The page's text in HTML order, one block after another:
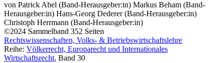
von Patrick Abel (Band-Herausgeber:in) Markus Beham (Band-
Herausgeber:in) Hans-Georg Dederer (Band-Herausgeber:in)
Christoph Herrmann (Band-Herausgeber:in)
©2024 Sammelband 352 Seiten
Rechtswissenschaften, Volks- & Betriebswirtschaftslehre
Reihe: Völkerrecht, Europarecht und Internationales
Wirtschaftsrecht, Band 30